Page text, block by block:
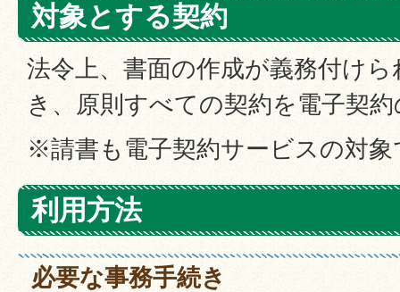
対象とする契約
法令上、書面の作成が義務付け
き、原則すべての契約を電子契
※請書も電子契約サービスの対象
利用方法
必要な事務手続き